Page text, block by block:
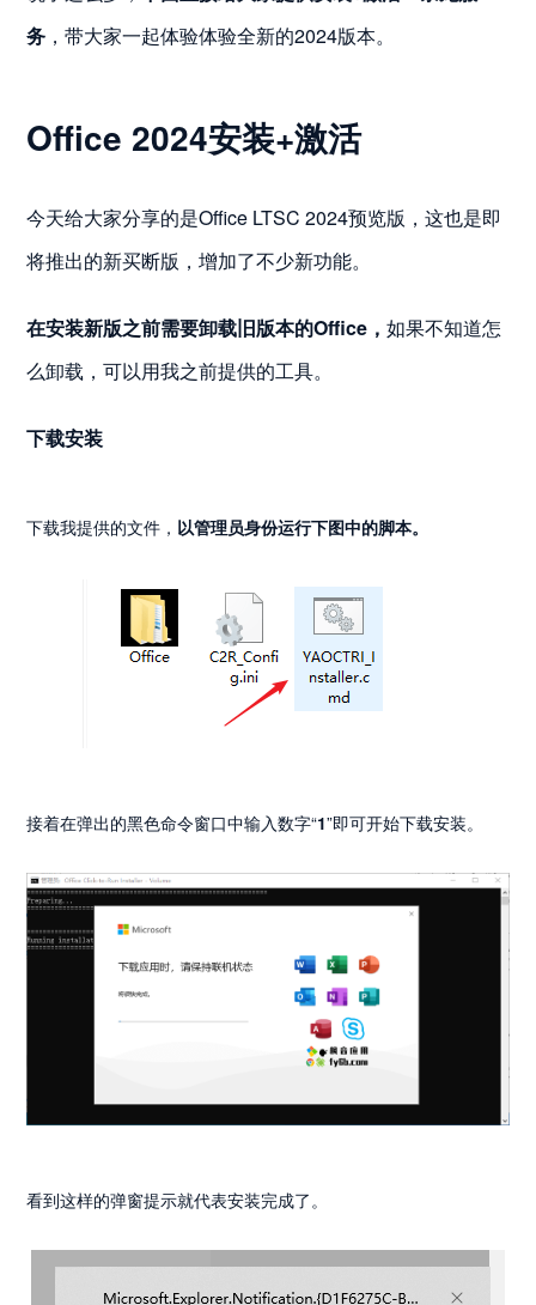
务 ，带大家一起体验体验全新的2024版本。
Office 2024安装+激活
今天给大家分享的是Office LTSC 2024预览版，这也是即
将推出的新买断版，增加了不少新功能。
在安装新版之前需要卸载旧版本的Office，如果不知道怎
么卸载，可以用我之前提供的工具。
下载安装
下载我提供的文件， 以管理员身份运行下图中的脚本。
接着在弹出的黑色命令窗口中输入数字“1”即可开始下载安装。
看到这样的弹窗提示就代表安装完成了。